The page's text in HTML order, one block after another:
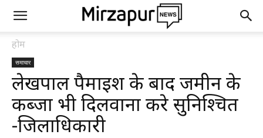
होम
समाचार
लेखपाल पैमाइश के बाद जमीन के
कब्जा भी दिलवाना करे सुनिश्चित
-जिलाधिकारी